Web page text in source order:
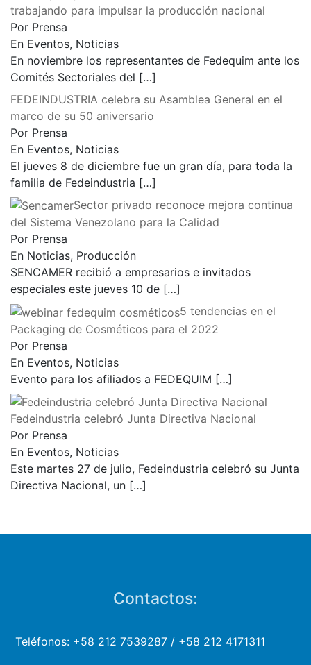
trabajando para impulsar la producción nacional
Por Prensa
En Eventos, Noticias
En noviembre los representantes de Fedequim ante los
Comités Sectoriales del […]
FEDEINDUSTRIA celebra su Asamblea General en el
marco de su 50 aniversario
Por Prensa
En Eventos, Noticias
El jueves 8 de diciembre fue un gran día, para toda la
familia de Fedeindustria […]
Sector privado reconoce mejora continua
del Sistema Venezolano para la Calidad
Por Prensa
En Noticias, Producción
SENCAMER recibió a empresarios e invitados
especiales este jueves 10 de […]
5 tendencias en el
Packaging de Cosméticos para el 2022
Por Prensa
En Eventos, Noticias
Evento para los afiliados a FEDEQUIM […]
Fedeindustria celebró Junta Directiva Nacional
Por Prensa
En Eventos, Noticias
Este martes 27 de julio, Fedeindustria celebró su Junta
Directiva Nacional, un […]
Contactos:
Teléfonos: +58 212 7539287 / +58 212 4171311